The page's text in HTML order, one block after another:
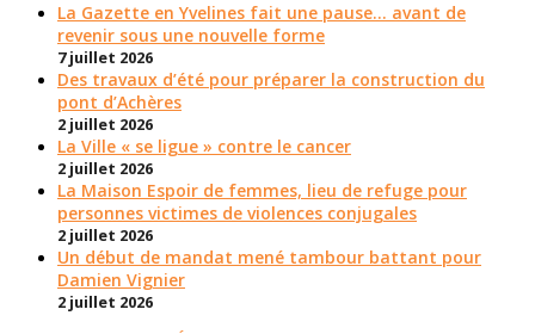
La Gazette en Yvelines fait une pause... avant de
revenir sous une nouvelle forme
7 juillet 2026
Des travaux d’été pour préparer la construction du
pont d’Achères
2 juillet 2026
La Ville « se ligue » contre le cancer
2 juillet 2026
La Maison Espoir de femmes, lieu de refuge pour
personnes victimes de violences conjugales
2 juillet 2026
Un début de mandat mené tambour battant pour
Damien Vignier
2 juillet 2026